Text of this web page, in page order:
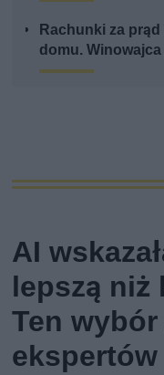
Rachunki za
domu.
AI
lepszą niż
Ten wybór
ekspertów